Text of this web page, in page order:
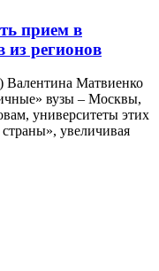
прием в
из регионов
Валентина Матвиенко
вузы – Москвы,
университеты этих
увеличивая